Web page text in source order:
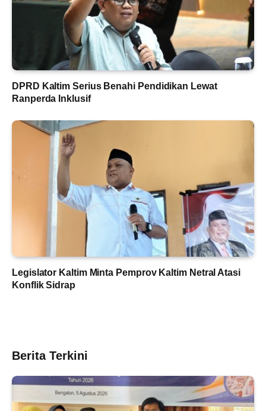
DPRD Kaltim Serius Benahi Pendidikan Lewat
Ranperda Inklusif
Legislator Kaltim Minta Pemprov Kaltim Netral Atasi
Konflik Sidrap
Berita Terkini